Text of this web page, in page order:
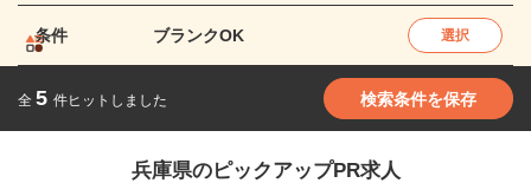
条件 ブランクOK 選択
全 5 件ヒットしました 検索条件を保存
兵庫県のピックアップPR求人